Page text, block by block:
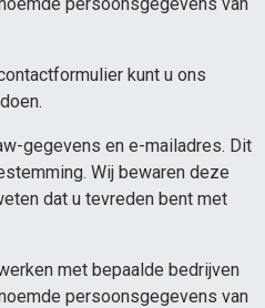
kunt u ons
gegevens en e-mailadres. Dit
Wij bewaren deze
dat u tevreden bent met
met bepaalde bedrijven
persoonsgegevens van